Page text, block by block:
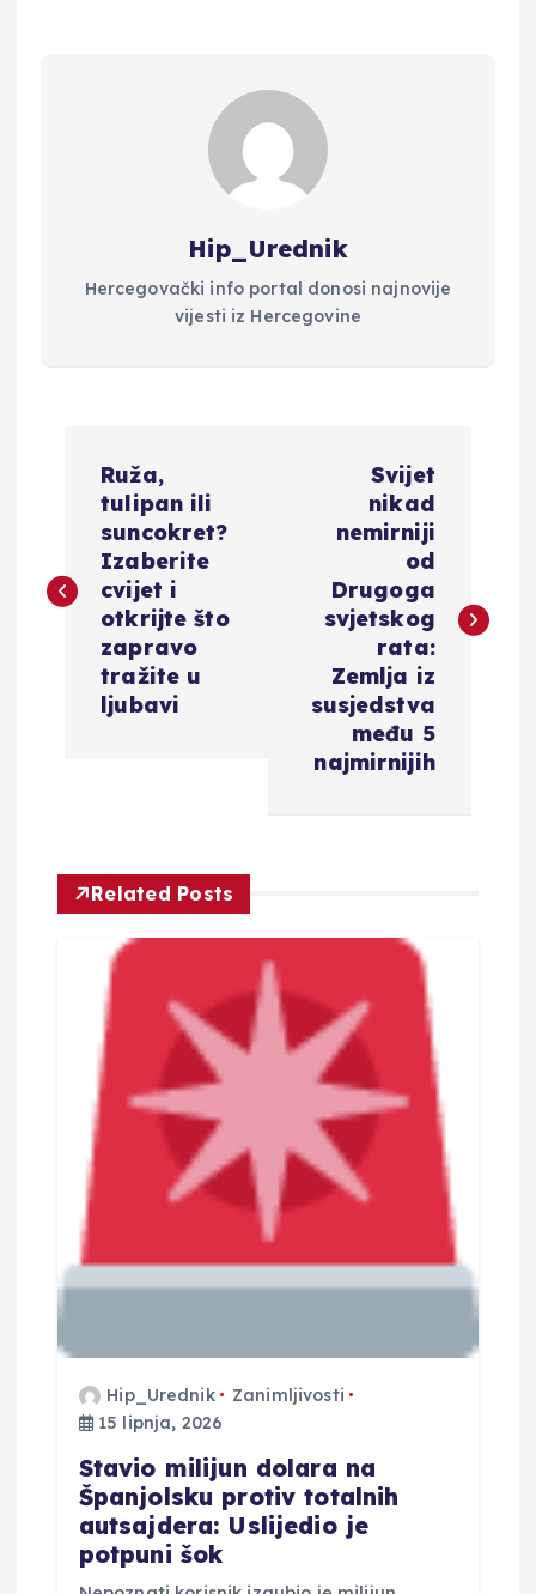
Hip_Urednik
Hercegovački info portal donosi najnovije
vijesti iz Hercegovine
v
v
a
Ruža,
tulipan ili
suncokret?
Izaberite
cvijet i
otkrijte što
zapravo
tražite u
ljubavi
Svijet
nikad
nemirniji
od
Drugoga
svjetskog
rata:
Zemlja iz
susjedstva
među 5
najmirnijih
Related Posts
Hip_Urednik
Zanimljivosti
15 lipnja, 2026
Stavio milijun dolara na
Španjolsku protiv totalnih
autsajdera: Uslijedio je
potpuni šok